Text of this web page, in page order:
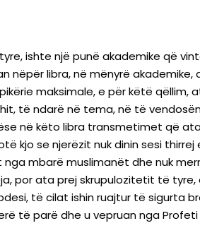
ishte një punë akademike që
nëpër libra, në mënyrë
maksimale, e për këtë qëllim,
të ndarë në tema, në të
në këto libra transmetimet që
se njerëzit nuk dinin sesi thirrej
mbarë muslimanët dhe nuk
por ata prej skrupulozitetit të
të cilat ishin ruajtur të sigurta
të parë dhe u vepruan nga